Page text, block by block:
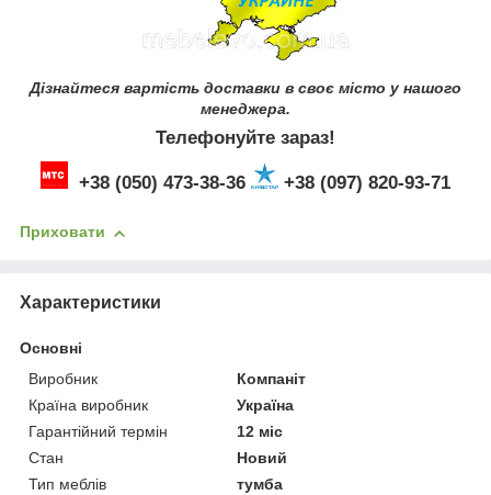
Дізнайтеся вартість доставки в своє місто у нашого
менеджера.
Телефонуйте зараз!
+38 (050) 473-38-36 +38 (097) 820-93-71
Приховати
Характеристики
Основні
Виробник
Компаніт
Країна виробник
Україна
Гарантійний термін
12 міс
Стан
Новий
Тип меблів
тумба